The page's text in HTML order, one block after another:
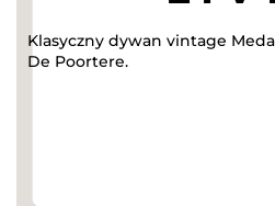
Klasyczny dywan vintage
De Poortere.